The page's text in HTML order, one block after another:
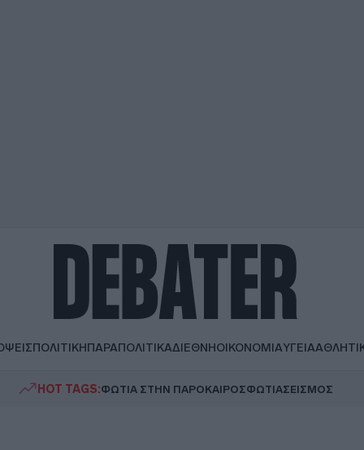
ΠΟΛΙΤΙΚΗΠΑΡΑΠΟΛΙΤΙΚΑΔΙΕΘΝΗΟΙΚΟΝΟΜΙΑΥΓΕΙΑ
HOT TAGS:ΦΩΤΙΑ ΣΤΗΝ ΠΑΡΟΚΑΙΡΟΣΦΩΤΙΑΣΕΙΣΜΟΣ